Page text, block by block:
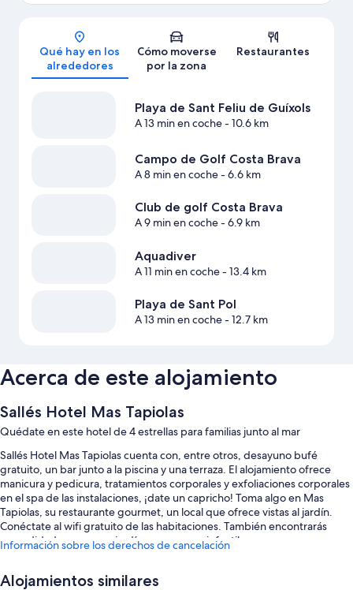
Qué hay en los
alrededores
Cómo moverse
por la zona
Restaurantes
Playa de Sant Feliu de Guíxols
A 13 min en coche- 10.6 km
Campo de Golf Costa Brava
A 8 min en coche- 6.6 km
Club de golf Costa Brava
A 9 min en coche- 6.9 km
Aquadiver
A 11 min en coche- 13.4 km
Playa de Sant Pol
A 13 min en coche- 12.7 km
Acerca de este alojamiento
Sallés Hotel Mas Tapiolas
Quédate en este hotel de 4 estrellas para familias junto al mar
Sallés Hotel Mas Tapiolas cuenta con, entre otros, desayuno bufé
gratuito, un bar junto a la piscina y una terraza. El alojamiento ofrece
manicura y pedicura, tratamientos corporales y exfoliaciones corporales
en el spa de las instalaciones, ¡date un capricho! Toma algo en Mas
Tapiolas, su restaurante gourmet, un local que ofrece vistas al jardín.
Conéctate al wifi gratuito de las habitaciones. También encontrarás
comodidades como un jardín y un parque infantil.
Información sobre los derechos de cancelación
Alojamientos similares